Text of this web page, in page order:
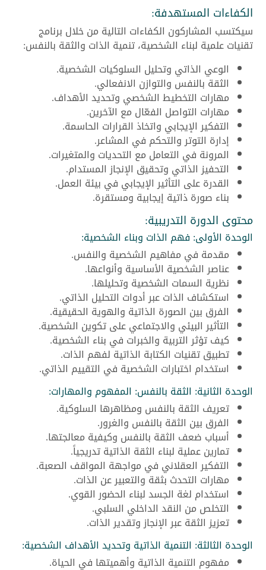
الكفاءات المستهدفة:
سيكتسب المشاركون الكفاءات التالية من خلال برنامج
تقنيات علمية لبناء الشخصية، تنمية الذات والثقة بالنفس:
الوعي الذاتي وتحليل السلوكيات الشخصية.
الثقة بالنفس والتوازن الانفعالي.
مهارات التخطيط الشخصي وتحديد الأهداف.
مهارات التواصل الفعّال مع الآخرين.
التفكير الإيجابي واتخاذ القرارات الحاسمة.
إدارة التوتر والتحكم في المشاعر.
المرونة في التعامل مع التحديات والمتغيرات.
التحفيز الذاتي وتحقيق الإنجاز المستدام.
القدرة على التأثير الإيجابي في بيئة العمل.
بناء صورة ذاتية إيجابية ومستقرة.
محتوى الدورة التدريبية:
الوحدة الأولى: فهم الذات وبناء الشخصية:
مقدمة في مفاهيم الشخصية والنفس.
عناصر الشخصية الأساسية وأنواعها.
نظرية السمات الشخصية وتحليلها.
استكشاف الذات عبر أدوات التحليل الذاتي.
الفرق بين الصورة الذاتية والهوية الحقيقية.
التأثير البيئي والاجتماعي على تكوين الشخصية.
كيف تؤثر التربية والخبرات في بناء الشخصية.
تطبيق تقنيات الكتابة الذاتية لفهم الذات.
استخدام اختبارات الشخصية في التقييم الذاتي.
الوحدة الثانية: الثقة بالنفس: المفهوم والمهارات:
تعريف الثقة بالنفس ومظاهرها السلوكية.
الفرق بين الثقة بالنفس والغرور.
أسباب ضعف الثقة بالنفس وكيفية معالجتها.
تمارين عملية لبناء الثقة الذاتية تدريجياً.
التفكير العقلاني في مواجهة المواقف الصعبة.
مهارات التحدث بثقة والتعبير عن الذات.
استخدام لغة الجسد لبناء الحضور القوي.
التخلص من النقد الداخلي السلبي.
تعزيز الثقة عبر الإنجاز وتقدير الذات.
الوحدة الثالثة: التنمية الذاتية وتحديد الأهداف الشخصية:
مفهوم التنمية الذاتية وأهميتها في الحياة.